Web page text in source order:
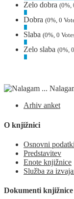
Zelo dobra (0%,
Dobra (0%, 0
Slaba (0%, 0
Zelo slaba (0%,
Arhiv anket
O knjižnici
Osnovni podatki
Predstavitev
Enote knjižnice
Služba za
Dokumenti knjižnice